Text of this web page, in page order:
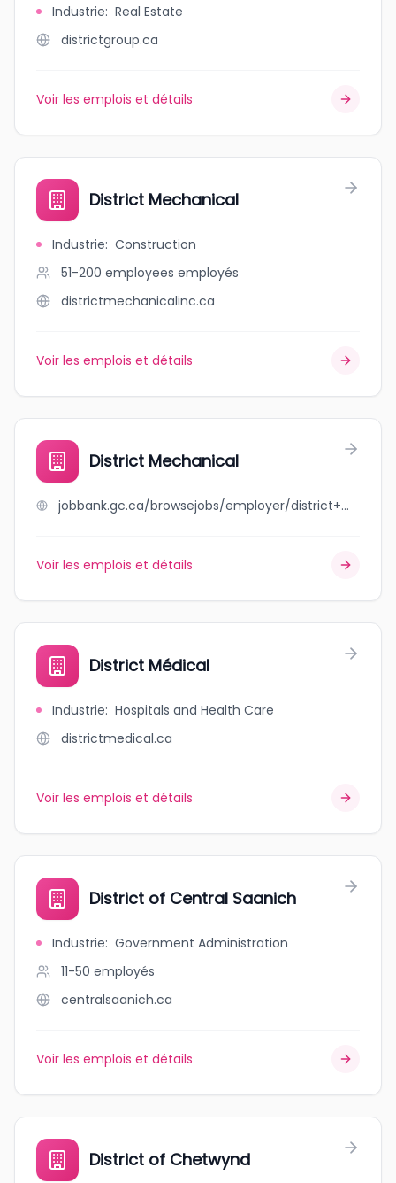
Industrie: Real Estate
districtgroup.ca
Voir les emplois et détails
District Mechanical
Industrie: Construction
51-200 employees employés
districtmechanicalinc.ca
Voir les emplois et détails
District Mechanical
jobbank.gc.ca/browsejobs/employer/district+mechanical/ca
Voir les emplois et détails
District Médical
Industrie: Hospitals and Health Care
districtmedical.ca
Voir les emplois et détails
District of Central Saanich
Industrie: Government Administration
11-50 employés
centralsaanich.ca
Voir les emplois et détails
District of Chetwynd